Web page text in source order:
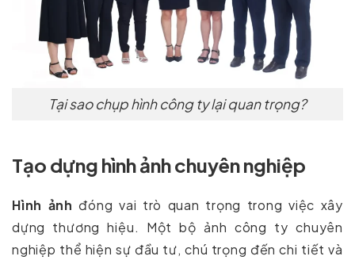
Tại sao chụp hình công ty lại quan trọng?
Tạo dựng hình ảnh chuyên nghiệp
Hình ảnh đóng vai trò quan trọng trong việc xây
dựng thương hiệu. Một bộ ảnh công ty chuyên
nghiệp thể hiện sự đầu tư, chú trọng đến chi tiết và